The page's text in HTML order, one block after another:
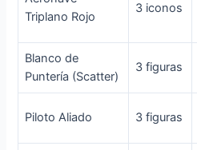
Triplano Rojo
3 iconos
Blanco de
Puntería (Scatter)
3 figuras
Piloto Aliado 3 figuras